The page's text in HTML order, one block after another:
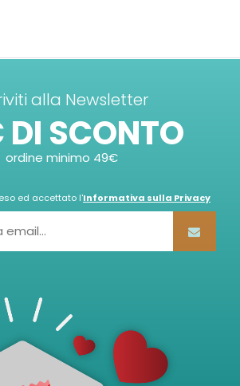
alla Newsletter
SCONTO
ordine minimo 49€
ed accettato l'Informativa sulla Privacy